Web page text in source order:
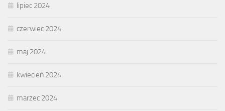
lipiec 2024
czerwiec 2024
maj 2024
kwiecień 2024
marzec 2024